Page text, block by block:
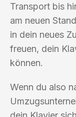
Transport bis
am neuen
in dein neues
freuen, dein
können.
Wenn du also